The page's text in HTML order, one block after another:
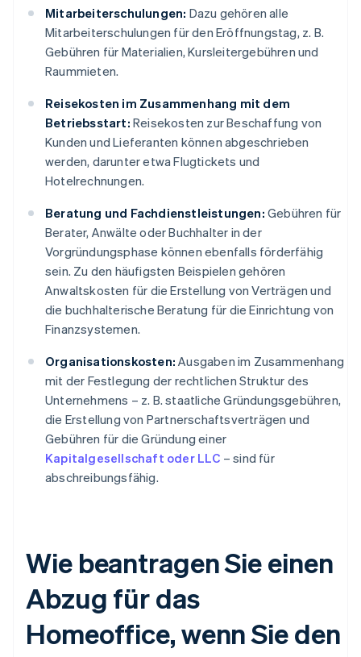
Mitarbeiterschulungen: Dazu gehören alle
Mitarbeiterschulungen für den Eröffnungstag, z. B.
Gebühren für Materialien, Kursleitergebühren und
Raummieten.
Reisekosten im Zusammenhang mit dem
Betriebsstart: Reisekosten zur Beschaffung von
Kunden und Lieferanten können abgeschrieben
werden, darunter etwa Flugtickets und
Hotelrechnungen.
Beratung und Fachdienstleistungen: Gebühren für
Berater, Anwälte oder Buchhalter in der
Vorgründungsphase können ebenfalls förderfähig
sein. Zu den häufigsten Beispielen gehören
Anwaltskosten für die Erstellung von Verträgen und
die buchhalterische Beratung für die Einrichtung von
Finanzsystemen.
Organisationskosten: Ausgaben im Zusammenhang
mit der Festlegung der rechtlichen Struktur des
Unternehmens – z. B. staatliche Gründungsgebühren,
die Erstellung von Partnerschaftsverträgen und
Gebühren für die Gründung einer
Kapitalgesellschaft oder LLC – sind für
abschreibungsfähig.
Wie beantragen Sie einen
Abzug für das
Homeoffice, wenn Sie den